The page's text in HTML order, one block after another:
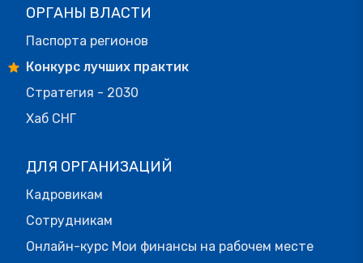
ОРГАНЫ ВЛАСТИ
Паспорта регионов
Конкурс лучших практик
Стратегия - 2030
Хаб СНГ
ДЛЯ ОРГАНИЗАЦИЙ
Кадровикам
Сотрудникам
Онлайн-курс Мои финансы на рабочем месте